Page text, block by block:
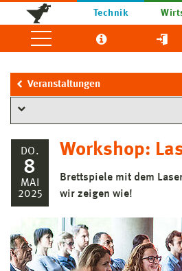
Technik
Veranstaltungen
DO.
8
MAI
2025
Workshop:
Brettspiele mit dem
wir zeigen wie!